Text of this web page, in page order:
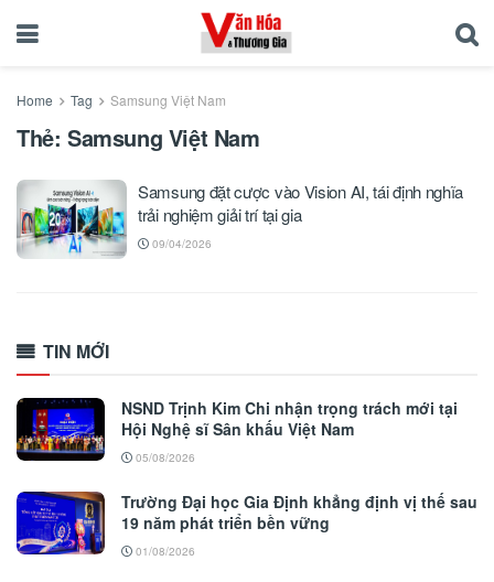
Home Tag Samsung Việt Nam
Thẻ: Samsung Việt Nam
Samsung đặt cược vào Vision AI, tái định nghĩa
trải nghiệm giải trí tại gia
09/04/2026
TIN MỚI
NSND Trịnh Kim Chi nhận trọng trách mới tại
Hội Nghệ sĩ Sân khấu Việt Nam
05/08/2026
Trường Đại học Gia Định khẳng định vị thế sau
19 năm phát triển bền vững
01/08/2026